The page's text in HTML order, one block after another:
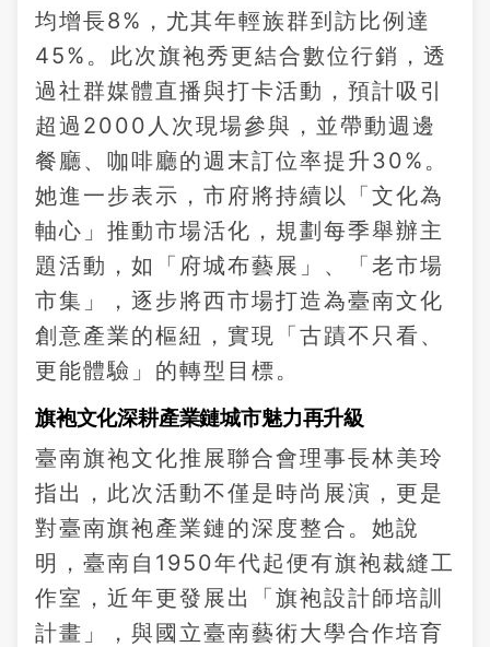
均增長8%，尤其年輕族群到訪比例達
45%。此次旗袍秀更結合數位行銷，透
過社群媒體直播與打卡活動，預計吸引
超過2000人次現場參與，並帶動週邊
餐廳、咖啡廳的週末訂位率提升30%。
她進一步表示，市府將持續以「文化為
軸心」推動市場活化，規劃每季舉辦主
題活動，如「府城布藝展」、「老市場
市集」，逐步將西市場打造為臺南文化
創意產業的樞紐，實現「古蹟不只看、
更能體驗」的轉型目標。
旗袍文化深耕產業鏈城市魅力再升級
臺南旗袍文化推展聯合會理事長林美玲
指出，此次活動不僅是時尚展演，更是
對臺南旗袍產業鏈的深度整合。她說
明，臺南自1950年代起便有旗袍裁縫工
作室，近年更發展出「旗袍設計師培訓
計畫」，與國立臺南藝術大學合作培育